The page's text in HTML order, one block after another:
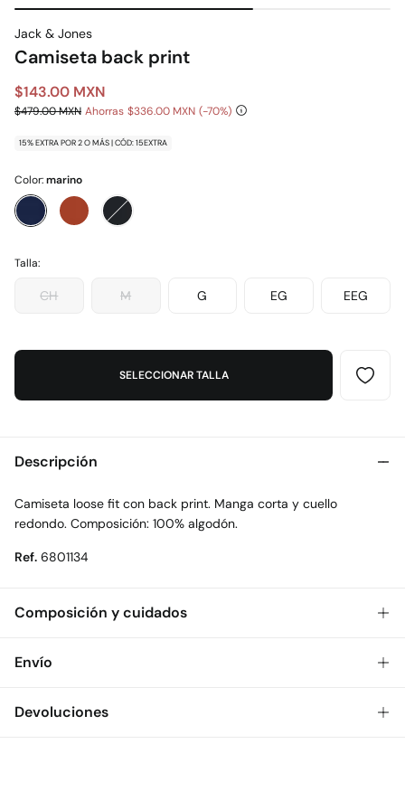
Jack & Jones
Camiseta back print
$143.00 MXN
$479.00 MXN Ahorras $336.00 MXN 70
15% EXTRA POR 2 O MÁS | CÓD: 15EXTRA
Color:marino
Talla:
CH M G EG EEG
SELECCIONAR TALLA
Descripción
Camiseta loose fit con back print. Manga corta y cuello
redondo. Composición: 100% algodón.
Ref. 6801134
Composición y cuidados
Composición
Cuidados
Envío
Envío a tienda: 2-5 días.
Devoluciones